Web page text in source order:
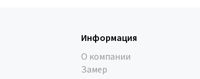
Информация
О компании
Замер